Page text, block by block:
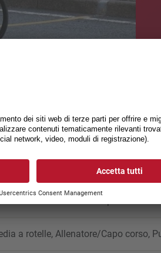
édition du Oita International
Hug a battu le record du monde
amélioré le record mondial de
de deux minutes et demie pour
a rotelle, Allenatore/Capo corso,